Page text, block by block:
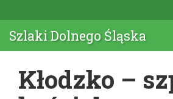
Szlaki Dolnego Śląska
Kłodzko –